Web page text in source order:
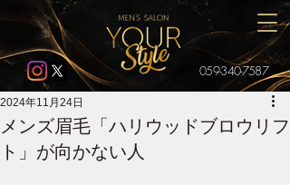
059-340-7587
メンズ眉毛「ハリウッドブロウリフ
ト」が向かない人
2024年11月24日